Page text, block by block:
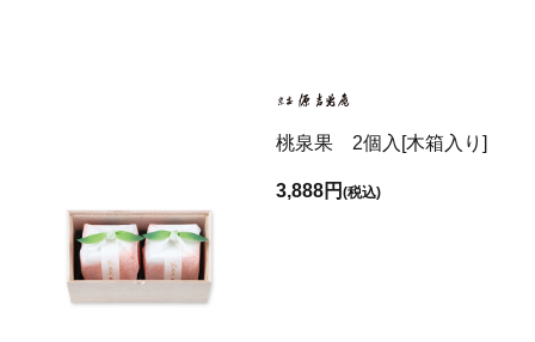
桃泉果 2個入[木箱入り]
3,888円(税込)